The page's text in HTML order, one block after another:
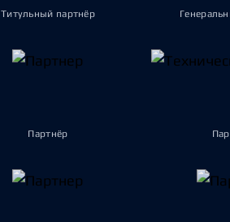
Титульный партнёр
Партнёр